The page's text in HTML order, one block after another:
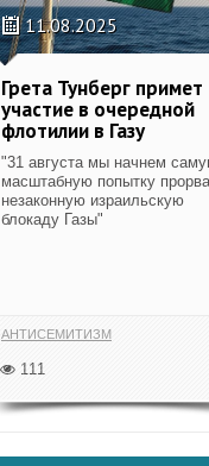
11.08.2025
Грета Тунберг примет
участие в очередной
флотилии в Газу
"31 августа мы начнем
масштабную попытку
незаконную израильскую
блокаду Газы"
АНТИСЕМИТИЗМ
111